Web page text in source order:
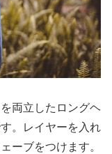
両立したロングヘ
。レイヤーを入れ
ーブをつけます。